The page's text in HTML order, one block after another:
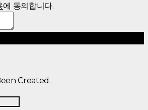
에 동의합니다.
Created.